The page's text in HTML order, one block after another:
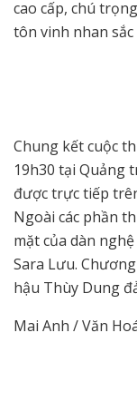
cao cấp, chú
tôn vinh nhan sắc
Chung kết cuộc
19h30 tại Quảng
được trực tiếp
Ngoài các phần
mặt của dàn
Sara Lưu.
hậu Thùy Dung
Mai Anh / Văn